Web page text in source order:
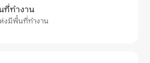
ทำงาน
งมีพื้นที่ทำงาน